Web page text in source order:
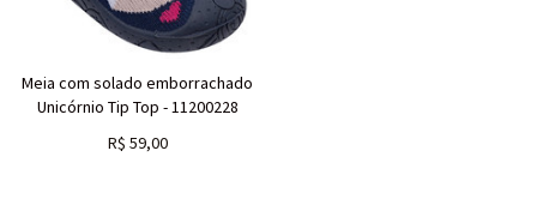
Meia com solado emborrachado
Unicórnio Tip Top - 11200228
R$ 59,00